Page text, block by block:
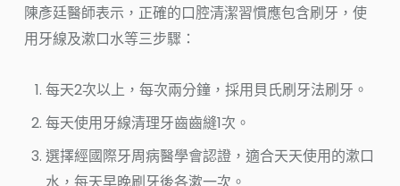
陳彥廷醫師表示，正確的口腔清潔習慣應包含刷牙，使
用牙線及漱口水等三步驟：
每天2次以上，每次兩分鐘，採用貝氏刷牙法刷牙。
每天使用牙線清理牙齒齒縫1次。
選擇經國際牙周病醫學會認證，適合天天使用的漱口